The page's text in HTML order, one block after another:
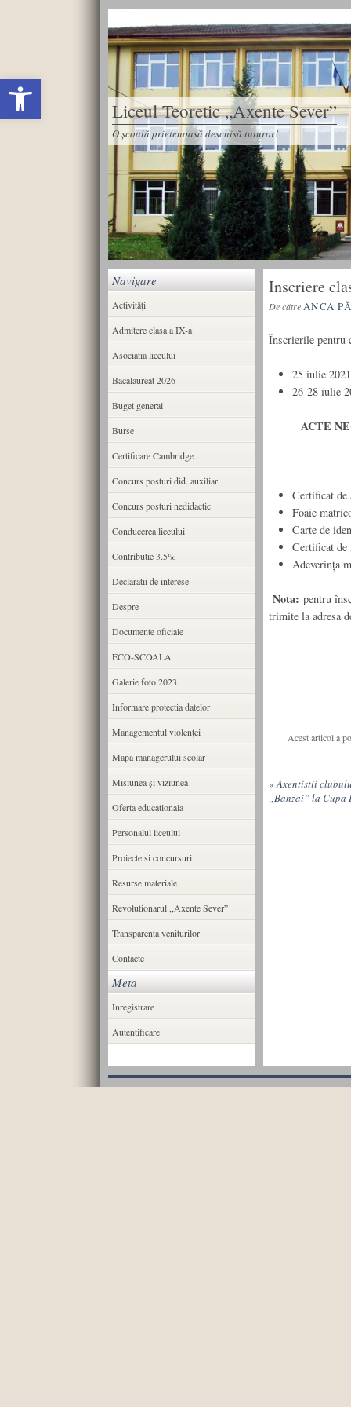
Deschide bara de unelte
Liceul Teoretic „Axente Sever”
O școală prietenoasă deschisă tuturor!
Inscriere
De cătreANCA
Înscrierile pentru
25 iulie
26-28 iulie
ACTE
Certificat de
Foaie
Carte de
Certificat
Adeverinţa
Nota: pentru
trimite la adresa
Acest articol a
«Axentistii
„Banzai” la Cupa
Navigare
Activități
Admitere clasa a IX-a
Asociatia liceului
Bacalaureat 2026
Buget general
Burse
Certificare Cambridge
Concurs posturi did. auxiliar
Concurs posturi nedidactic
Conducerea liceului
Contributie 3.5%
Declaratii de interese
Despre
Documente oficiale
ECO-SCOALA
Galerie foto 2023
Informare protectia datelor
Managementul violenței
Mapa managerului scolar
Misiunea şi viziunea
Oferta educationala
Personalul liceului
Proiecte si concursuri
Resurse materiale
Revolutionarul ,,Axente Sever”
Transparenta veniturilor
Contacte
Meta
Înregistrare
Autentificare